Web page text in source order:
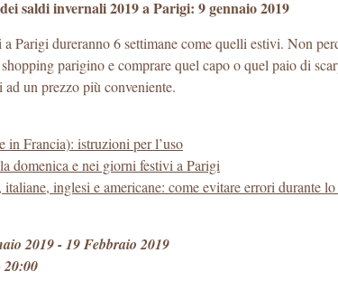
saldi invernali 2019 a Parigi: 9 gennaio 2019
Parigi dureranno 6 settimane come quelli estivi. Non
parigino e comprare quel capo o quel paio di
ad un prezzo più conveniente.
in Francia): istruzioni per l’uso
domenica e nei giorni festivi a Parigi
italiane, inglesi e americane: come evitare errori durante
2019 - 19 Febbraio 2019
20:00